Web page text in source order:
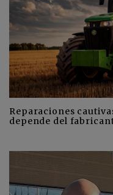
Reparaciones
depende del